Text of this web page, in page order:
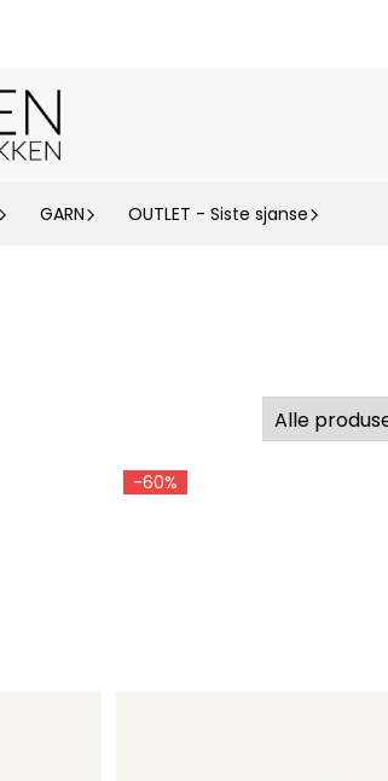
GARN OUTLET - Siste sjanse
-60%